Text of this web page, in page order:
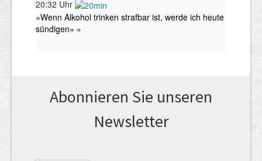
Abonnieren Sie unseren
News­letter